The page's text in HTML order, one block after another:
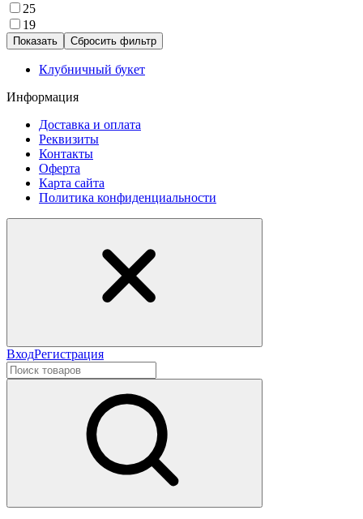
25
19
Сбросить фильтр
Клубничный букет
Информация
Доставка и оплата
Реквизиты
Контакты
Оферта
Карта сайта
Политика конфиденциальности
ВходРегистрация